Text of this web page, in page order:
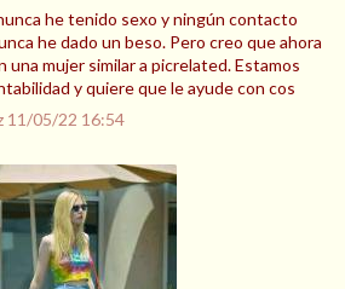
he tenido sexo y ningún contacto
he dado un beso. Pero creo que ahora
una mujer similar a picrelated. Estamos
y quiere que le ayude con cos
11/05/22 16:54